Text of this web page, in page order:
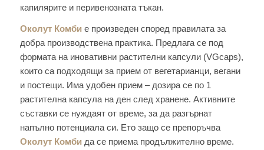
капилярите и перивенозната тъкан.
Околут Комбие произведен според правилата за
добра производствена практика. Предлага се под
формата на иновативни растителни капсули (VGcaps),
които са подходящи за прием от вегетарианци, вегани
и постещи. Има удобен прием – дозира се по 1
растителна капсула на ден след хранене. Активните
съставки се нуждаят от време, за да разгърнат
напълно потенциала си. Ето защо се препоръчва
Околут Комбида се приема продължително време.